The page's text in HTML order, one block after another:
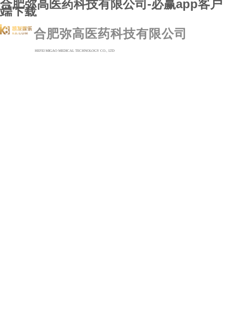
合肥弥高医药科技有限公司-必赢app客户
端下载
合肥弥高医药科技有限公司必赢app客户端下
关于必赢app客户
HEFEI MIGAO MEDICAL TECHNOLOGY CO., LTD